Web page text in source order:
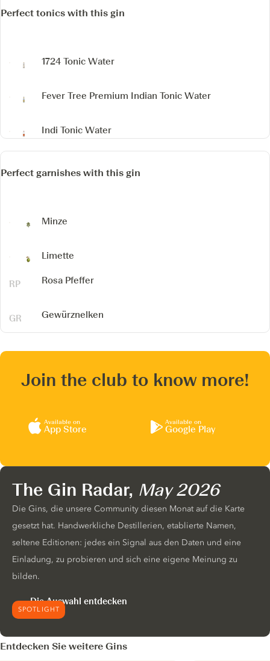
Perfect tonics with this gin
1724 Tonic Water
Fever Tree Premium Indian Tonic Water
Indi Tonic Water
Perfect garnishes with this gin
Minze
Limette
Rosa Pfeffer
Gewürznelken
Join the club to know more!
Available on
App Store
Available on
Google Play
SPOTLIGHT
The Gin Radar, May 2026
Die Gins, die unsere Community diesen Monat auf die Karte
gesetzt hat. Handwerkliche Destillerien, etablierte Namen,
seltene Editionen: jedes ein Signal aus den Daten und eine
Einladung, zu probieren und sich eine eigene Meinung zu
bilden.
Die Auswahl entdecken
Entdecken Sie weitere Gins